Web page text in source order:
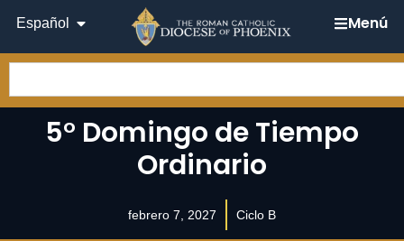
Español Menú
5° Domingo de Tiempo
Ordinario
febrero 7, 2027 Ciclo B